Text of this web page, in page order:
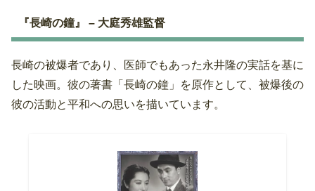
『長崎の鐘』 – 大庭秀雄監督
長崎の被爆者であり、医師でもあった永井隆の実話を基に
した映画。彼の著書「長崎の鐘」を原作として、被爆後の
彼の活動と平和への思いを描いています。